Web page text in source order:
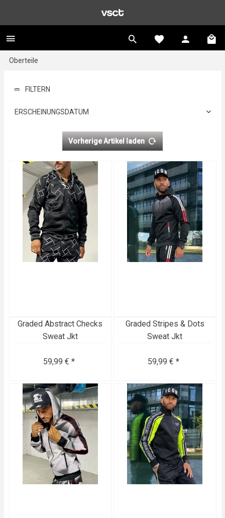
Oberteile
FILTERN
ERSCHEINUNGSDATUM
Vorherige Artikel laden
Graded Abstract Checks
Sweat Jkt
59,99 € *
Graded Stripes & Dots
Sweat Jkt
59,99 € *